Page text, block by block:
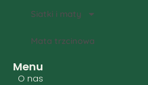
Menu
O nas
Siatki i maty
Mata trzcinowa